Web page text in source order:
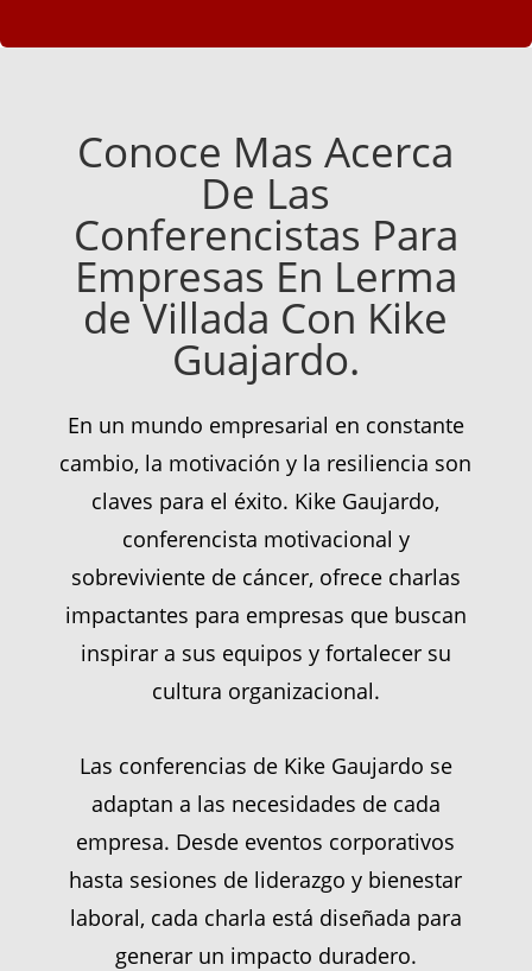
Conoce Mas Acerca
De Las
Conferencistas Para
Empresas En Lerma
de Villada Con Kike
Guajardo.
En un mundo empresarial en constante
cambio, la motivación y la resiliencia son
claves para el éxito. Kike Gaujardo,
conferencista motivacional y
sobreviviente de cáncer, ofrece charlas
impactantes para empresas que buscan
inspirar a sus equipos y fortalecer su
cultura organizacional.
Las conferencias de Kike Gaujardo se
adaptan a las necesidades de cada
empresa. Desde eventos corporativos
hasta sesiones de liderazgo y bienestar
laboral, cada charla está diseñada para
generar un impacto duradero.